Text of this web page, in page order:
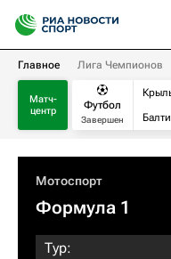
Главное Лига Чемпионов
Матч-
центр
Футбол
Завершен
Мотоспорт
Формула 1
Тур: